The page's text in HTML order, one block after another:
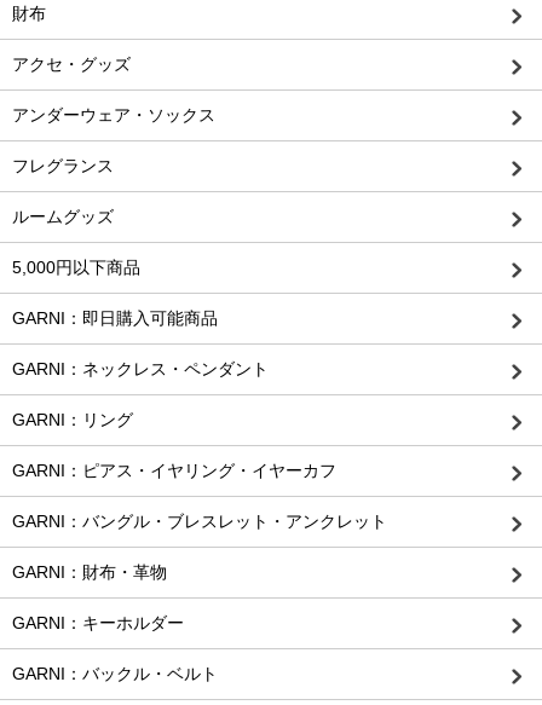
財布
アクセ・グッズ
アンダーウェア・ソックス
フレグランス
ルームグッズ
5,000円以下商品
GARNI：即日購入可能商品
GARNI：ネックレス・ペンダント
GARNI：リング
GARNI：ピアス・イヤリング・イヤーカフ
GARNI：バングル・ブレスレット・アンクレット
GARNI：財布・革物
GARNI：キーホルダー
GARNI：バックル・ベルト